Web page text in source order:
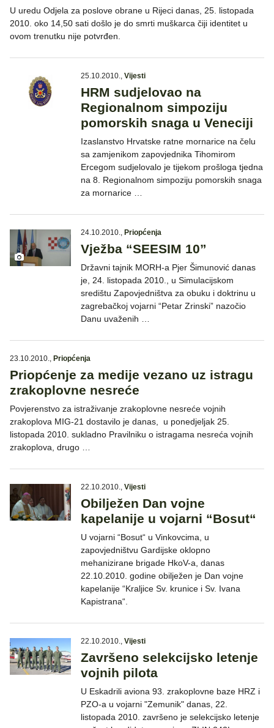
U uredu Odjela za poslove obrane u Rijeci danas, 25. listopada
2010. oko 14,50 sati došlo je do smrti muškarca čiji identitet u
ovom trenutku nije potvrđen.
25.10.2010., Vijesti
HRM sudjelovao na
Regionalnom simpoziju
pomorskih snaga u Veneciji
Izaslanstvo Hrvatske ratne mornarice na čelu
sa zamjenikom zapovjednika Tihomirom
Ercegom sudjelovalo je tijekom prošloga tjedna
na 8. Regionalnom simpoziju pomorskih snaga
za mornarice …
24.10.2010., Priopćenja
Vježba “SEESIM 10”
Državni tajnik MORH-a Pjer Šimunović danas
je, 24. listopada 2010., u Simulacijskom
središtu Zapovjedništva za obuku i doktrinu u
zagrebačkoj vojarni “Petar Zrinski” nazočio
Danu uvaženih …
23.10.2010., Priopćenja
Priopćenje za medije vezano uz istragu
zrakoplovne nesreće
Povjerenstvo za istraživanje zrakoplovne nesreće vojnih
zrakoplova MIG-21 dostavilo je danas, u ponedjeljak 25.
listopada 2010. sukladno Pravilniku o istragama nesreća vojnih
zrakoplova, drugo …
22.10.2010., Vijesti
Obilježen Dan vojne
kapelanije u vojarni “Bosut“
U vojarni “Bosut“ u Vinkovcima, u
zapovjedništvu Gardijske oklopno
mehanizirane brigade HkoV-a, danas
22.10.2010. godine obilježen je Dan vojne
kapelanije “Kraljice Sv. krunice i Sv. Ivana
Kapistrana“.
22.10.2010., Vijesti
Završeno selekcijsko letenje
vojnih pilota
U Eskadrili aviona 93. zrakoplovne baze HRZ i
PZO-a u vojarni "Zemunik" danas, 22.
listopada 2010. završeno je selekcijsko letenje